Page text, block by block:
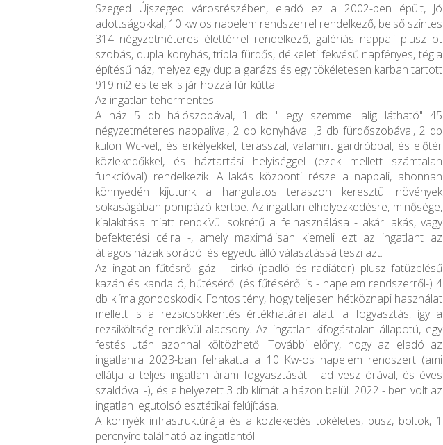
Szeged Újszeged városrészében, eladó ez a 2002-ben épült, Jó
adottságokkal, 10 kw os napelem rendszerrel rendelkező, belső szintes
314 négyzetméteres élettérrel rendelkező, galériás nappali plusz öt
szobás, dupla konyhás, tripla fürdős, délkeleti fekvésű napfényes, tégla
építésű ház, melyez egy dupla garázs és egy tökéletesen karban tartott
919 m2 es telek is jár hozzá fúr kúttal.
Az ingatlan tehermentes.
A ház 5 db hálószobával, 1 db " egy szemmel alig látható" 45
négyzetméteres nappalival, 2 db konyhával ,3 db fürdőszobával, 2 db
külön Wc-vel,, és erkélyekkel, terasszal, valamint gardróbbal, és előtér
közlekedőkkel, és háztartási helyiséggel (ezek mellett számtalan
funkcióval) rendelkezik. A lakás központi része a nappali, ahonnan
könnyedén kijutunk a hangulatos teraszon keresztül növények
sokaságában pompázó kertbe. Az ingatlan elhelyezkedésre, minősége,
kialakítása miatt rendkívül sokrétű a felhasználása - akár lakás, vagy
befektetési célra -, amely maximálisan kiemeli ezt az ingatlant az
átlagos házak sorából és egyedülálló választássá teszi azt.
Az ingatlan fűtésről gáz - cirkó (padló és radiátor) plusz fatüzelésű
kazán és kandalló, hűtéséről (és fűtéséről is - napelem rendszerről-) 4
db klíma gondoskodik. Fontos tény, hogy teljesen hétköznapi használat
mellett is a rezsicsökkentés értékhatárai alatti a fogyasztás, így a
rezsiköltség rendkívül alacsony. Az ingatlan kifogástalan állapotú, egy
festés után azonnal költözhető. További előny, hogy az eladó az
ingatlanra 2023-ban felrakatta a 10 Kw-os napelem rendszert (ami
ellátja a teljes ingatlan áram fogyasztását - ad vesz órával, és éves
szaldóval -), és elhelyezett 3 db klímát a házon belül. 2022 - ben volt az
ingatlan legutolsó esztétikai felújítása.
A környék infrastruktúrája és a közlekedés tökéletes, busz, boltok, 1
percnyire található az ingatlantól.